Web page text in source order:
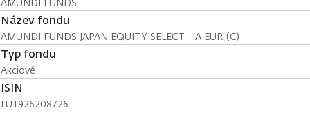
Název fondu
AMUNDI FUNDS JAPAN EQUITY SELECT - A EUR (C)
Typ fondu
Akciové
ISIN
LU1926208726